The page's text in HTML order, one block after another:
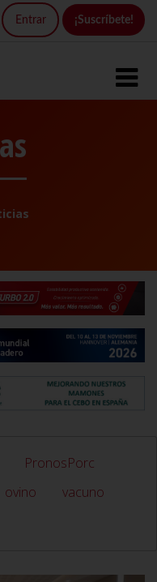
Entrar ¡Suscríbete!
PronosPorc
ovino
vacuno